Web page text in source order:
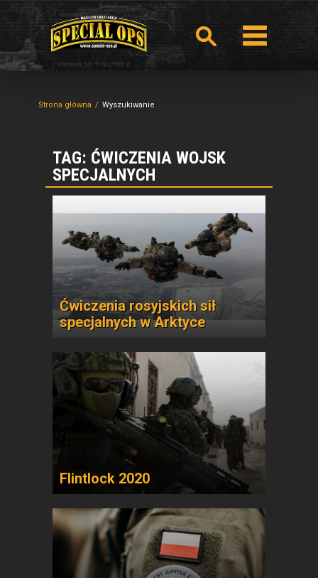
Strona główna Wyszukiwanie
TAG: ĆWICZENIA WOJSK
SPECJALNYCH
Ćwiczenia rosyjskich sił
specjalnych w Arktyce
Flintlock 2020